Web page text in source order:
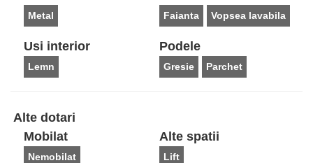
Metal Faianta Vopsea lavabila
Usi interior
Lemn
Podele
Gresie Parchet
Alte dotari
Mobilat
Nemobilat
Alte spatii
Lift